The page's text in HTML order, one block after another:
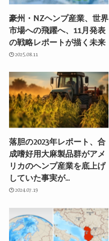
豪州・NZヘンプ産業、世界
市場への飛躍へ、11月発表
の戦略レポートが描く未来
2025.08.11
落胆の2023年レポート、合
成嗜好用大麻製品群がアメ
リカのヘンプ産業を底上げ
していた事実が…
2024.07.19